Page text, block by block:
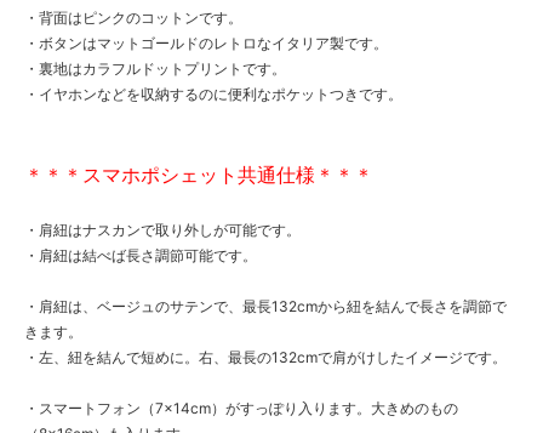
・背面はピンクのコットンです。
・ボタンはマットゴールドのレトロなイタリア製です。
・裏地はカラフルドットプリントです。
・イヤホンなどを収納するのに便利なポケットつきです。
＊＊＊スマホポシェット共通仕様＊＊＊
・肩紐はナスカンで取り外しが可能です。
・肩紐は結べば長さ調節可能です。
・肩紐は、ベージュのサテンで、最長132cmから紐を結んで長さを調節で
きます。
・左、紐を結んで短めに。右、最長の132cmで肩がけしたイメージです。
・スマートフォン（7×14cm）がすっぽり入ります。大きめのもの